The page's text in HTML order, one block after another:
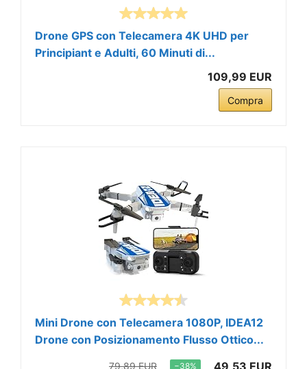
Drone GPS con Telecamera 4K UHD per
Principiant e Adulti, 60 Minuti di...
109,99 EUR
Compra
Mini Drone con Telecamera 1080P, IDEA12
Drone con Posizionamento Flusso Ottico...
79,89 EUR −38%